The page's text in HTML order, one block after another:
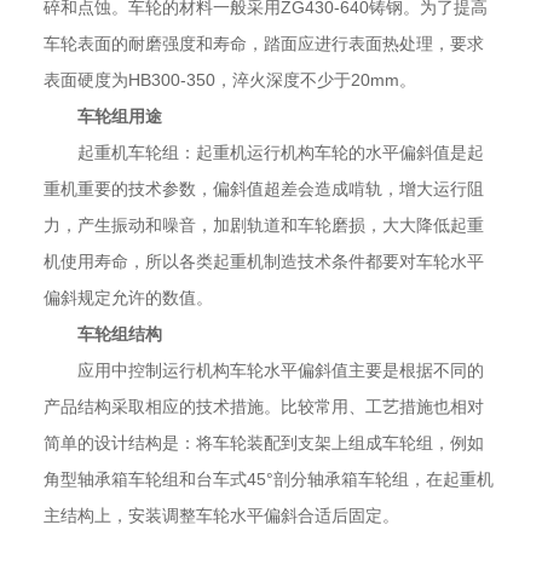
碎和点蚀。车轮的材料一般采用ZG430-640铸钢。为了提高
车轮表面的耐磨强度和寿命，踏面应进行表面热处理，要求
表面硬度为HB300-350，淬火深度不少于20mm。
车轮组用途
起重机车轮组：起重机运行机构车轮的水平偏斜值是起
重机重要的技术参数，偏斜值超差会造成啃轨，增大运行阻
力，产生振动和噪音，加剧轨道和车轮磨损，大大降低起重
机使用寿命，所以各类起重机制造技术条件都要对车轮水平
偏斜规定允许的数值。
车轮组结构
应用中控制运行机构车轮水平偏斜值主要是根据不同的
产品结构采取相应的技术措施。比较常用、工艺措施也相对
简单的设计结构是：将车轮装配到支架上组成车轮组，例如
角型轴承箱车轮组和台车式45°剖分轴承箱车轮组，在起重机
主结构上，安装调整车轮水平偏斜合适后固定。